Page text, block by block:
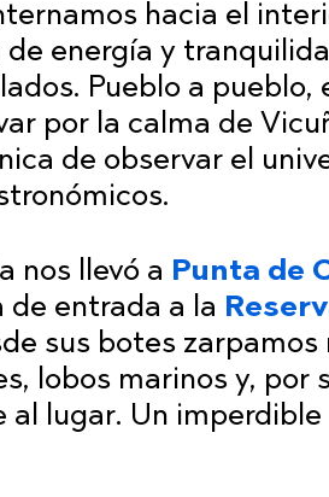
hacia el
de energía y
Pueblo a
por la calma de
de observar el
nos llevó a Punta de
de entrada a la
sus botes zarpamos
lobos marinos y,
al lugar. Un